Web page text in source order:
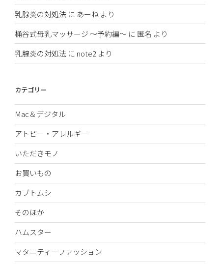
乳腺炎の対処法 に あーね より
桶谷式母乳マッサージ 〜予約編〜 に 匿名 より
乳腺炎の対処法 に note2 より
カテゴリー
Mac＆デジタル
アトピー・アレルギー
いただきモノ
お買いもの
カブトムシ
そのほか
ハムスター
マタニティーファッション